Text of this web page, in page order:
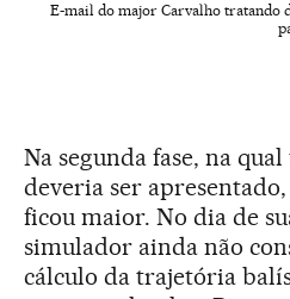
E-mail do major Carvalho tratando
Na segunda fase, na
deveria ser
ficou maior. No dia de
simulador ainda não
cálculo da trajetória